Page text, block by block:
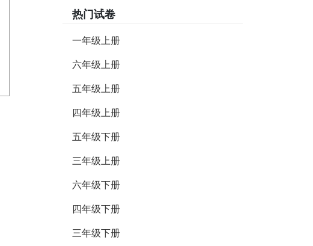
热门试卷
一年级上册
六年级上册
五年级上册
四年级上册
五年级下册
三年级上册
六年级下册
四年级下册
三年级下册